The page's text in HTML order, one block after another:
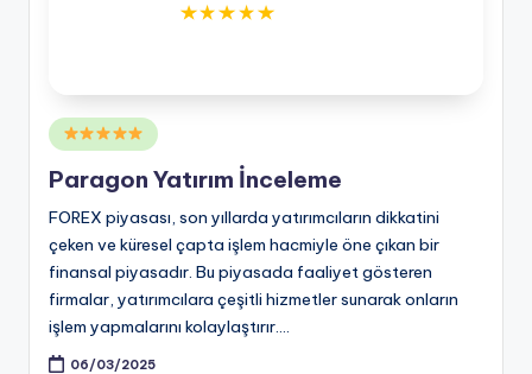
Posted
in
Paragon Yatırım İnceleme
FOREX piyasası, son yıllarda yatırımcıların dikkatini
çeken ve küresel çapta işlem hacmiyle öne çıkan bir
finansal piyasadır. Bu piyasada faaliyet gösteren
firmalar, yatırımcılara çeşitli hizmetler sunarak onların
işlem yapmalarını kolaylaştırır.…
06/03/2025